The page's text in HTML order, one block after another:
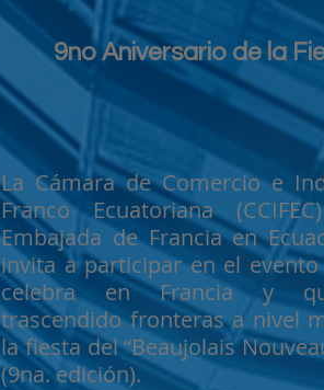
9no Aniversario de la
La Cámara de Comercio e
Franco Ecuatoriana
Embajada de Francia en
invita a participar en el evento
celebra en Francia y
trascendido fronteras a nivel
la fiesta del “Beaujolais
(9na. edición).